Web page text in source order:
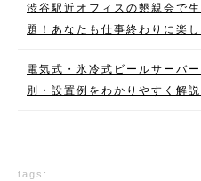
渋谷駅近オフィスの懇親会で
題！あなたも仕事終わりに楽
電気式・氷冷式ビールサーバ
別・設置例をわかりやすく解説
tags: